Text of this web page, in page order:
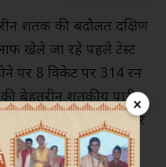
×
शतक की बदौलत दक्षिण
खेले जा रहे पहले टेस्ट
पर 8 विकेट पर 314 रन
बेहतरीन शतकीय पारी
ने भी 71 रनों के शानदार
का यह उनके करियर का